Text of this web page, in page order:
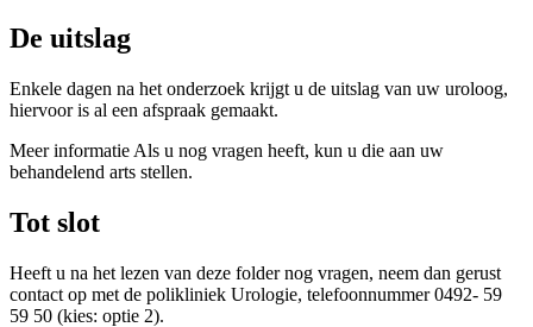
De uitslag
Enkele dagen na het onderzoek krijgt u de uitslag van uw uroloog,
hiervoor is al een afspraak gemaakt.
Meer informatie Als u nog vragen heeft, kun u die aan uw
behandelend arts stellen.
Tot slot
Heeft u na het lezen van deze folder nog vragen, neem dan gerust
contact op met de polikliniek Urologie, telefoonnummer 0492- 59
59 50 (kies: optie 2).